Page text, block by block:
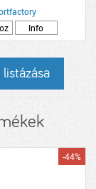
Info
-44%